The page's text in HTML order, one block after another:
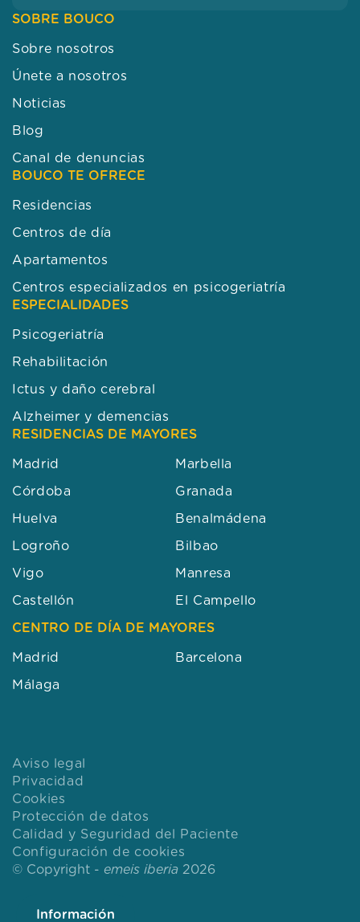
Información
SOBRE BOUCO
Sobre nosotros
Únete a nosotros
Noticias
Blog
Canal de denuncias
BOUCO TE OFRECE
Residencias
Centros de día
Apartamentos
Centros especializados en psicogeriatría
ESPECIALIDADES
Psicogeriatría
Rehabilitación
Ictus y daño cerebral
Alzheimer y demencias
RESIDENCIAS DE MAYORES
Madrid Marbella
Córdoba Granada
Huelva Benalmádena
Logroño Bilbao
Vigo Manresa
Castellón El Campello
CENTRO DE DÍA DE MAYORES
Madrid Barcelona
Málaga
© Copyright - emeis iberia 2026
Aviso legal
Privacidad
Cookies
Protección de datos
Calidad y Seguridad del Paciente
Configuración de cookies